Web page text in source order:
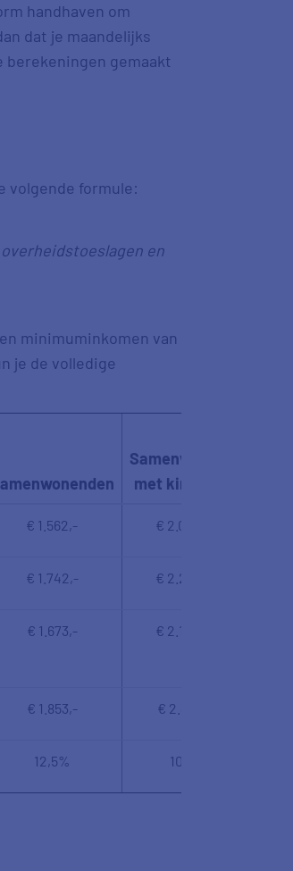
handhaven om
dat je maandelijks
berekeningen gemaakt
volgende formule:
en
minimuminkomen van
je de volledige
Samenwonend
met kinderen
€ 1.562,- € 2.030,-
€ 1.742,- € 2.207,-
€ 1.673,- € 2.140,-
€ 1.853,- € 2.317,-
12,5% 10%